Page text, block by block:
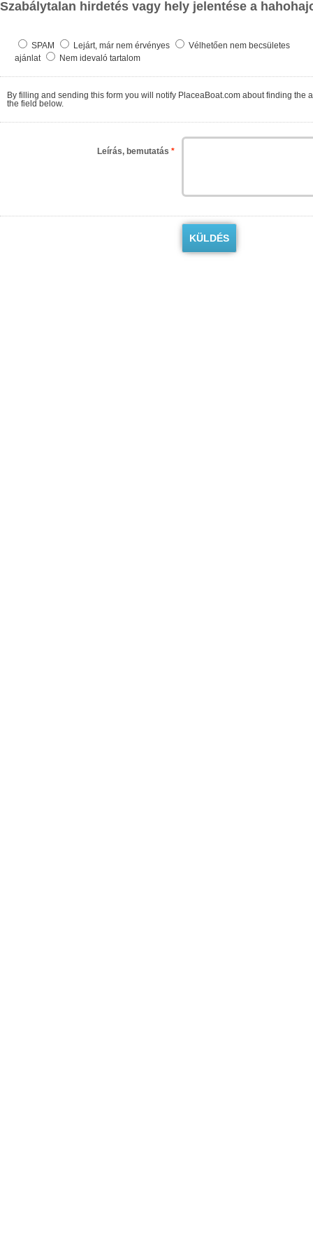
Szabálytalan hirdetés vagy hely jelentése a
SPAM Lejárt, már nem érvényes
Vélhetően nem becsületes
ajánlat
Nem idevaló tartalom
By filling and sending this form you will notify PlaceaBoat.com about finding the ad contrary to the regulations. We will check as
the field below.
Leírás, bemutatás *